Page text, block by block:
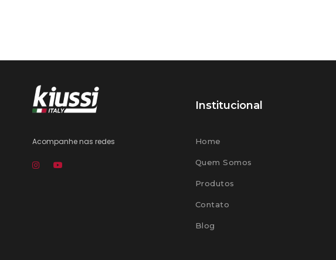
Acompanhe nas redes
Institucional
Home
Quem Somos
Produtos
Contato
Blog